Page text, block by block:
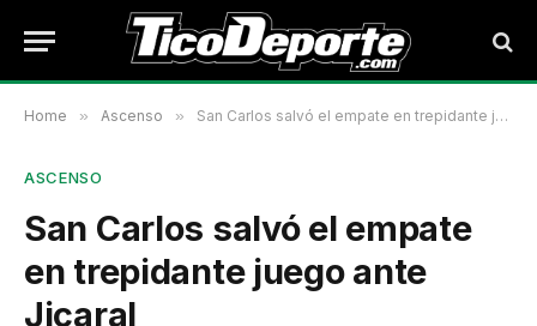
Home » Ascenso » San Carlos salvó el empate en trepidante juego ante Jicaral
ASCENSO
San Carlos salvó el empate
en trepidante juego ante
Jicaral